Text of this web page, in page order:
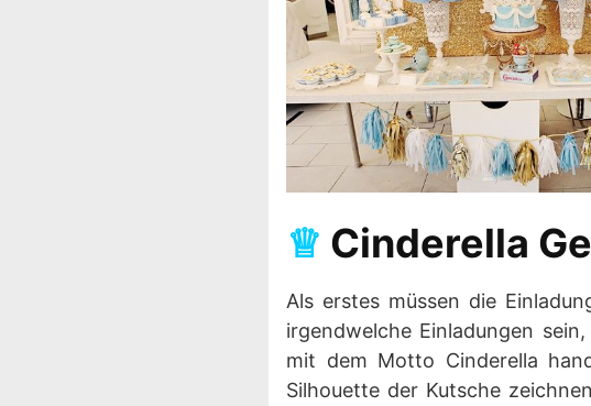
♕ Cinderella
Als erstes müssen die
irgendwelche Einladungen
mit dem Motto Cinderella
Silhouette der Kutsche